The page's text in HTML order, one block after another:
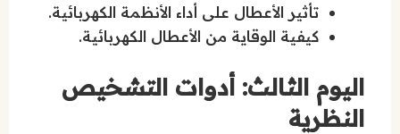
تأثير الأعطال على أداء الأنظمة الكهربائية.
كيفية الوقاية من الأعطال الكهربائية.
اليوم الثالث: أدوات التشخيص
النظرية